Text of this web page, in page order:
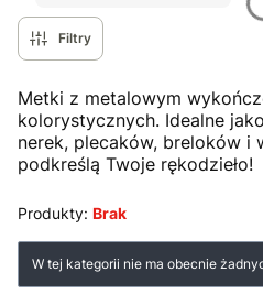
Filtry
Metki z metalowym
kolorystycznych. Idealne
nerek, plecaków, breloków i
podkreślą Twoje rękodzieło!
Produkty: Brak
Lista produktów
W tej kategorii nie ma obecnie